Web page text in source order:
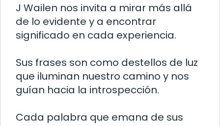
J Wailen nos invita a mirar más allá
de lo evidente y a encontrar
significado en cada experiencia.
Sus frases son como destellos de luz
que iluminan nuestro camino y nos
guían hacia la introspección.
Cada palabra que emana de sus